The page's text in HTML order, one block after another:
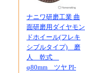
ナニワ研磨工業 曲
面研磨用ダイヤモン
ドホイール(フレキ
シブルタイプ) 磨
人 乾式
φ80mm ツヤ PI-